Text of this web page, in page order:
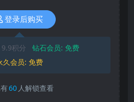
登录后购买
9.9积分 钻石会员: 免费
久会员: 免费
60 人解锁查看